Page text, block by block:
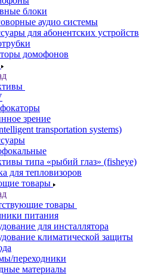
блоки
аудио системы
для абонентских устройств
домофонов
зрение
transportation systems)
типа «рыбий глаз» (fisheye)
для тепловизоров
товары
товары
питания
для инсталлятора
климатической защиты
переходники
материалы